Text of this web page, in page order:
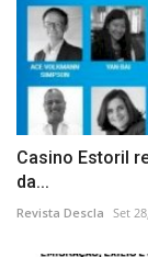
Casino Estoril
da...
Revista Descla Set